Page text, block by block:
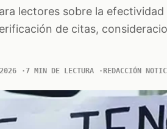
lectores sobre la
de citas,
7 MIN DE LECTURA REDACCIÓN